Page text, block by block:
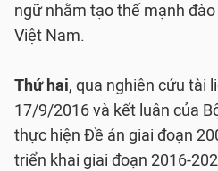
ngữ nhằm tạo thế mạnh
Việt Nam.
Thứ hai, qua nghiên cứu tài
17/9/2016 và kết luận của
thực hiện Đề án giai đoạn
triển khai giai đoạn 2016-